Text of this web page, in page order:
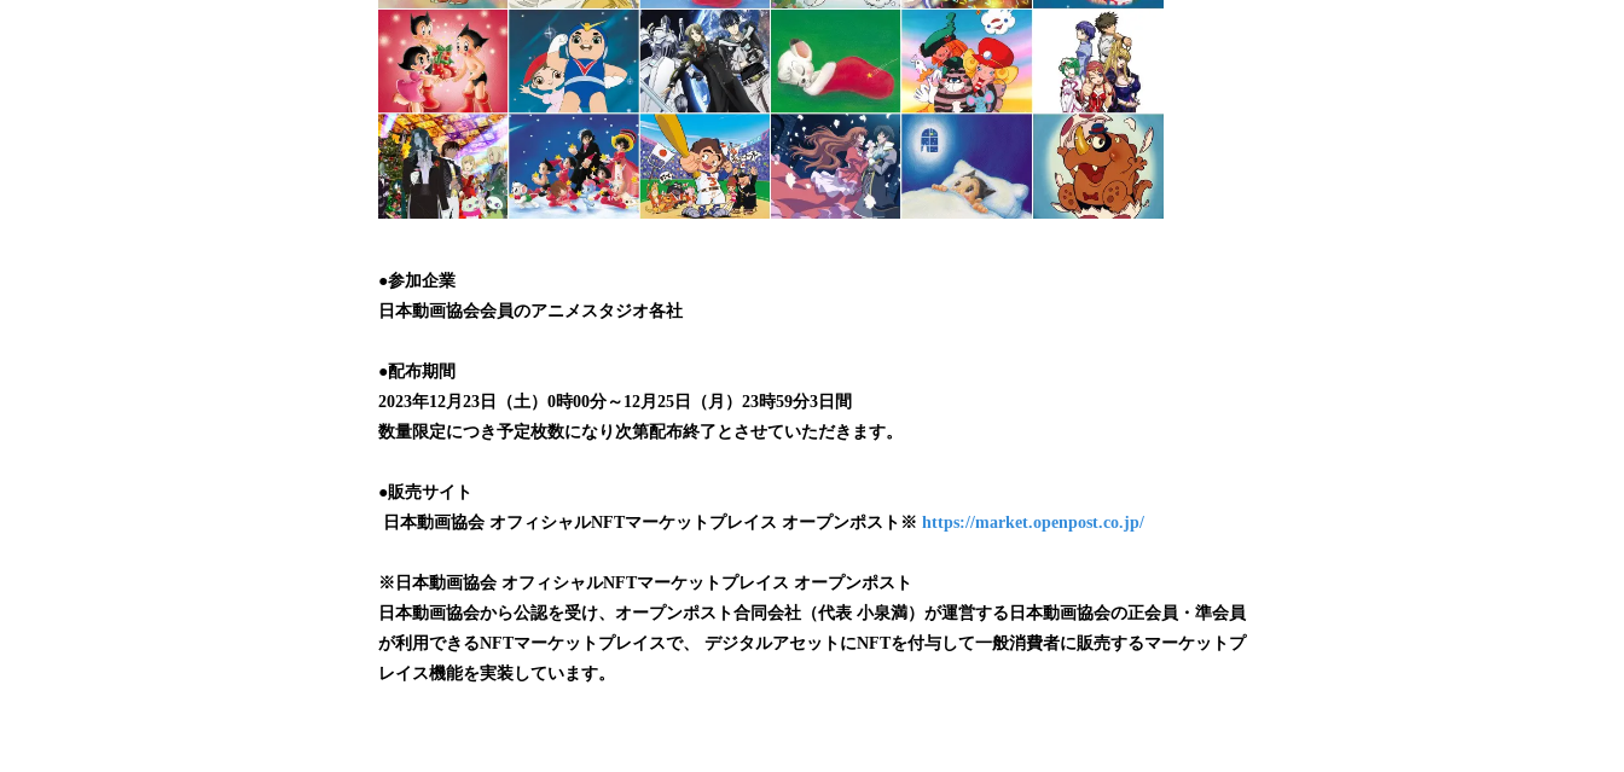
●参加企業
日本動画協会会員のアニメスタジオ各社
●配布期間
2023年12月23日（土）0時00分～12月25日（月）23時59分3日間
数量限定につき予定枚数になり次第配布終了とさせていただきます。
●販売サイト
日本動画協会 オフィシャルNFTマーケットプレイス オープンポスト※ https://market.openpost.co.jp/
※日本動画協会 オフィシャルNFTマーケットプレイス オープンポスト
日本動画協会から公認を受け、オープンポスト合同会社（代表 小泉満）が運営する日本動画協会の正会員・準会員
が利用できるNFTマーケットプレイスで、 デジタルアセットにNFTを付与して一般消費者に販売するマーケットプ
レイス機能を実装しています。